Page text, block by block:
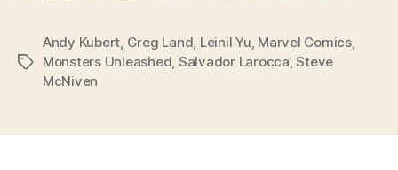
Tags
Andy Kubert, Greg Land, Leinil Yu, Marvel Comics,
Monsters Unleashed, Salvador Larocca,Steve
McNiven